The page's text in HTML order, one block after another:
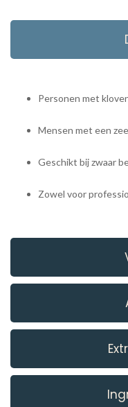
Personen met
Mensen met een
Geschikt bij zwaar
Zowel voor